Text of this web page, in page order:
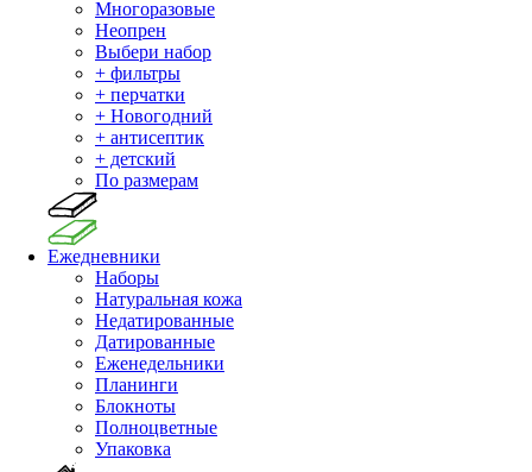
Многоразовые
Неопрен
Выбери набор
+ фильтры
+ перчатки
+ Новогодний
+ антисептик
+ детский
По размерам
Ежедневники
Наборы
Натуральная кожа
Недатированные
Датированные
Еженедельники
Планинги
Блокноты
Полноцветные
Упаковка